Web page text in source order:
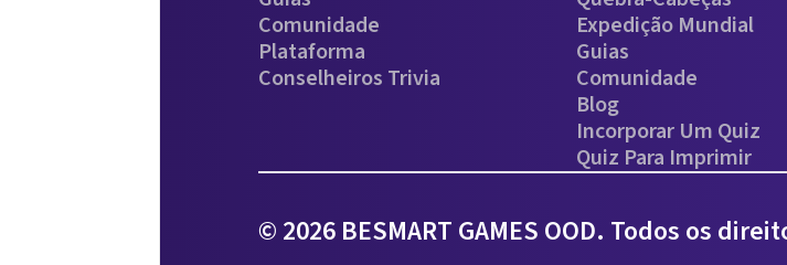
Comunidade
Plataforma
Conselheiros Trivia
Expedição Mundial
Guias
Comunidade
Blog
Incorporar Um Quiz
Quiz Para Imprimir
© 2026 BESMART GAMES OOD. Todos os